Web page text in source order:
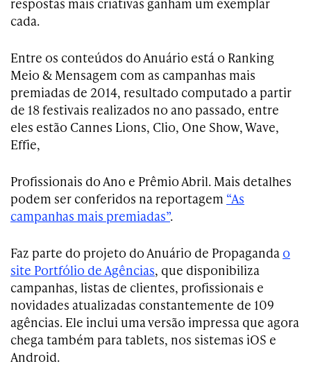
cada.
Entre os conteúdos do Anuário está o Ranking
Meio & Mensagem com as campanhas mais
premiadas de 2014, resultado computado a partir
de 18 festivais realizados no ano passado, entre
eles estão Cannes Lions, Clio, One Show, Wave,
Effie,
Profissionais do Ano e Prêmio Abril. Mais detalhes
podem ser conferidos na reportagem “As
campanhas mais premiadas”.
Faz parte do projeto do Anuário de Propaganda o
site Portfólio de Agências, que disponibiliza
campanhas, listas de clientes, profissionais e
novidades atualizadas constantemente de 109
agências. Ele inclui uma versão impressa que agora
chega também para tablets, nos sistemas iOS e
Android.